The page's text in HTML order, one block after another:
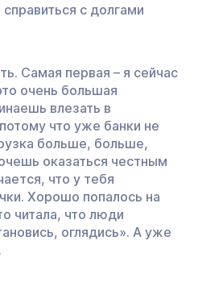
с долгами
Самая первая – я сейчас
очень большая
влезать в
что уже банки не
больше, больше,
оказаться честным
что у тебя
Хорошо попалось на
читала, что люди
оглядись». А уже